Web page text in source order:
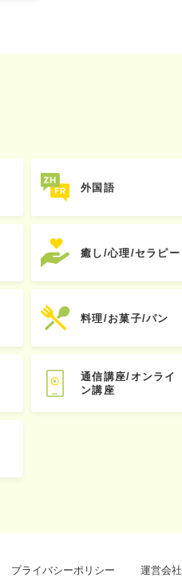
外国語
癒し/心理/セラピー
料理/お菓子/パン
通信講座/オンライ
ン講座
プライバシーポリシー 運営会社